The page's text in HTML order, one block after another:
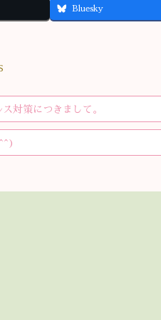
Bluesky
対策につきまして。